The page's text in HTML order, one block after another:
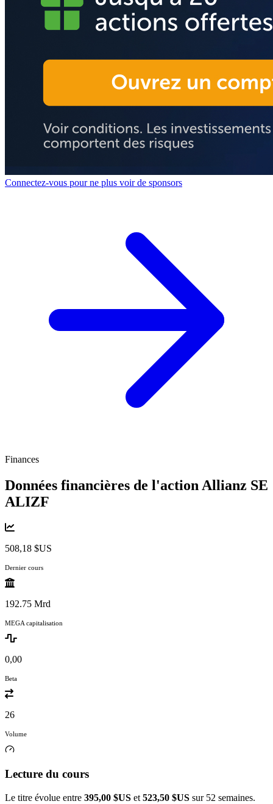
Connectez-vous pour ne plus voir de sponsors
Finances
Données financières de l'action Allianz SE
ALIZF
508,18 $US
Dernier cours
192.75 Mrd
MEGA capitalisation
0,00
Beta
26
Volume
Lecture du cours
Le titre évolue entre 395,00 $US et 523,50 $US sur 52 semaines.